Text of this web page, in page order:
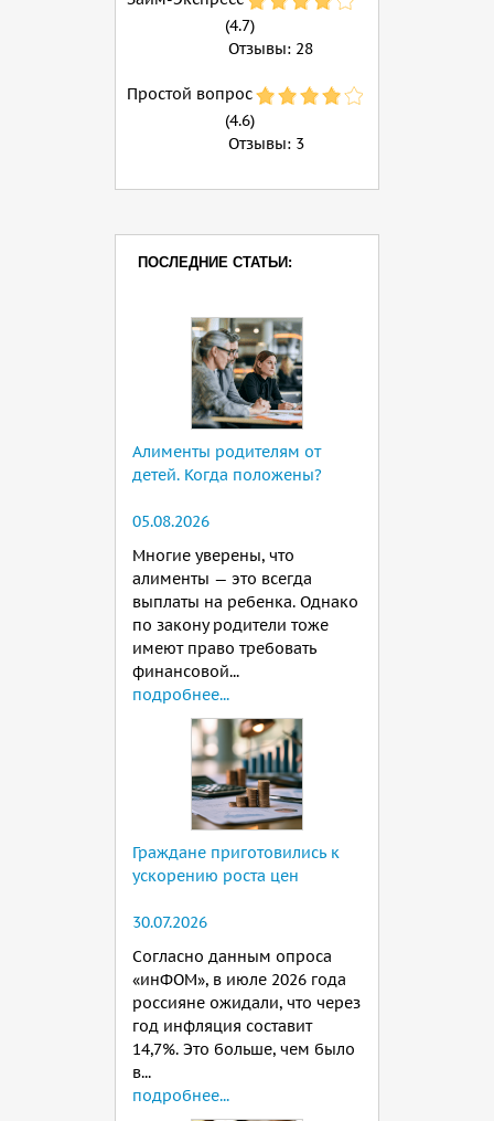
(4.7)
Отзывы: 28
Простой вопрос
(4.6)
Отзывы: 3
ПОСЛЕДНИЕ СТАТЬИ:
Алименты родителям от
детей. Когда положены?
05.08.2026
Многие уверены, что
алименты — это всегда
выплаты на ребенка. Однако
по закону родители тоже
имеют право требовать
финансовой...
подробнее...
Граждане приготовились к
ускорению роста цен
30.07.2026
Согласно данным опроса
«инФОМ», в июле 2026 года
россияне ожидали, что через
год инфляция составит
14,7%. Это больше, чем было
в...
подробнее...